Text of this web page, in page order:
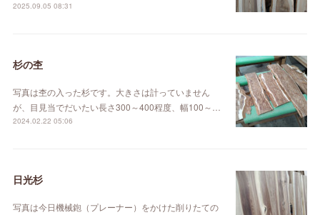
2025.09.05 08:31
杉の杢
写真は杢の入った杉です。大きさは計っていません
が、目見当でだいたい長さ300～400程度、幅100～…
2024.02.22 05:06
日光杉
写真は今日機械鉋（プレーナー）をかけた削りたての